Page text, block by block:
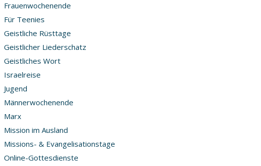
Frauenwochenende
Für Teenies
Geistliche Rüsttage
Geistlicher Liederschatz
Geistliches Wort
Israelreise
Jugend
Männerwochenende
Marx
Mission im Ausland
Missions- & Evangelisationstage
Online-Gottesdienste